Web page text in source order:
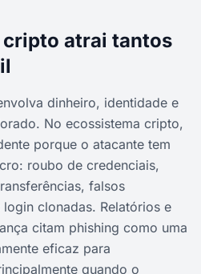
cripto atrai tantos
dinheiro, identidade e
No ecossistema cripto,
porque o atacante tem
roubo de credenciais,
falsos
login clonadas. Relatórios e
citam phishing como uma
eficaz para
quando o